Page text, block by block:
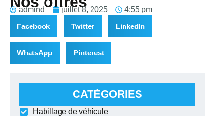
admind juillet 8, 2025 4:55 pm
Facebook Twitter LinkedIn
WhatsApp Pinterest
CATÉGORIES
Habillage de véhicule